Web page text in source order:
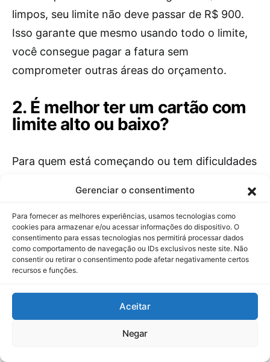
Gerenciar o consentimento
Para fornecer as melhores experiências, usamos tecnologias como
cookies para armazenar e/ou acessar informações do dispositivo. O
consentimento para essas tecnologias nos permitirá processar dados
como comportamento de navegação ou IDs exclusivos neste site. Não
consentir ou retirar o consentimento pode afetar negativamente certos
recursos e funções.
Aceitar
Negar
limpos, seu limite não deve passar de R$ 900.
Isso garante que mesmo usando todo o limite,
você consegue pagar a fatura sem
comprometer outras áreas do orçamento.
2. É melhor ter um cartão com
limite alto ou baixo?
Para quem está começando ou tem dificuldades
disciplina financeira estabelecida e precisa da
conveniência para compras maiores ou
emergências reais.
3. Como sair do rotativo do
cartão de crédito?